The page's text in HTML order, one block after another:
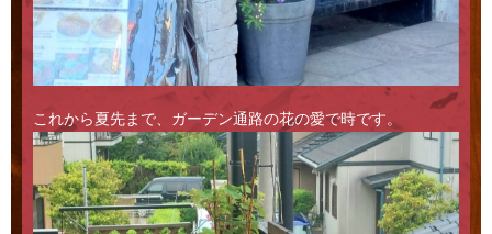
これから夏先まで、ガーデン通路の花の愛で時です。